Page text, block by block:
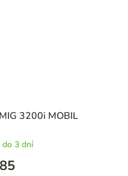
3200i MOBIL
3 dní